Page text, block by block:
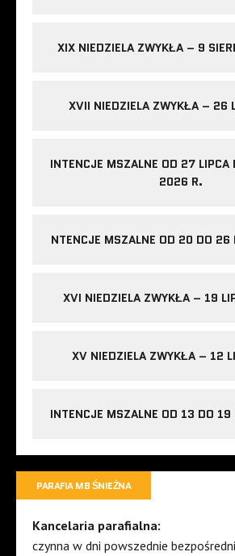
XIX NIEDZIELA ZWYKŁA – 9
XVII NIEDZIELA ZWYKŁA – 26
INTENCJE MSZALNE OD 27 LIPCA
2026 R.
NTENCJE MSZALNE OD 20 DO
XVI NIEDZIELA ZWYKŁA – 19
XV NIEDZIELA ZWYKŁA – 12
INTENCJE MSZALNE OD 13 DO
PARAFIA MB ŚNIEŻNA
Kancelaria parafialna:
czynna w dni powszednie